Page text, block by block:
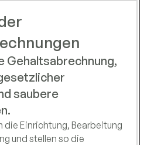
Gehaltsabrechnung,
saubere
die Einrichtung, Bearbeitung
und stellen so die